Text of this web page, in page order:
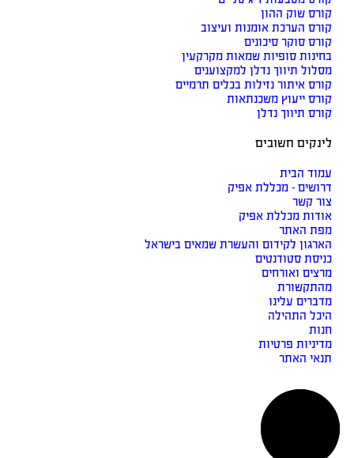
קורס שוק ההון
קורס הערכת אומנות ועיצוב
קורס סוקר סיכונים
בחינות סופיות שמאות מקרקעין
מסלול תיווך נדלן למקצוענים
קורס איתור נזילות בכלים תרמיים
קורס ייעוץ משכנתאות
קורס תיווך נדלן
לינקים חשובים
עמוד הבית
דרושים - מכללת אפיק
צור קשר
אודות מכללת אפיק
מפת האתר
הארגון לקידום והעשרת שמאים בישראל
כניסת סטודנטים
מרצים ואורחים
מהתקשורת
מדברים עלינו
היכל התהילה
חנות
מדיניות פרטיות
תנאי האתר